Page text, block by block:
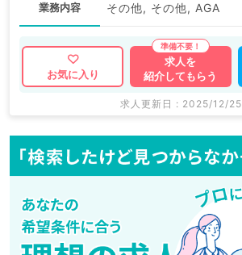
業務内容 その他, その他, AGA
お気に入り
求人を
紹介してもらう
求人更新日 : 2025/12/25